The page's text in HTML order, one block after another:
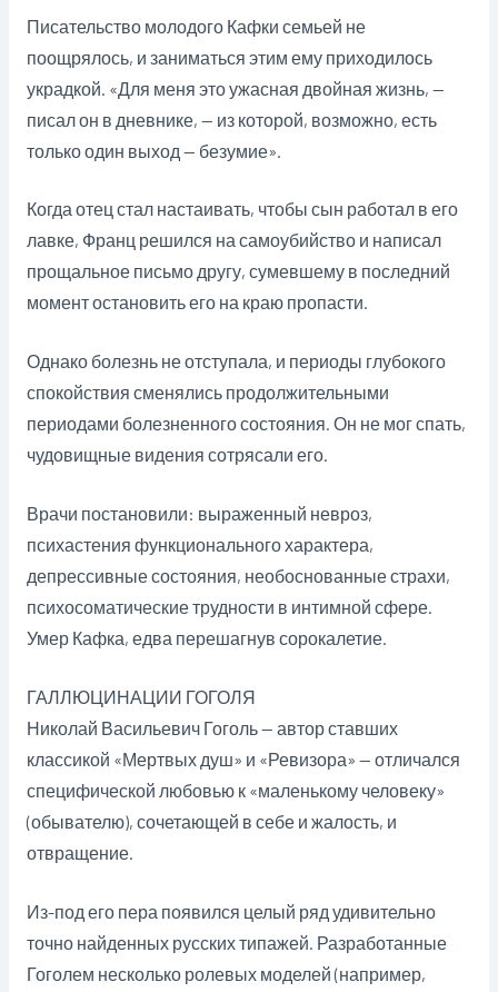
Писательство молодого Кафки семьей не
поощрялось, и заниматься этим ему приходилось
украдкой. «Для меня это ужасная двойная жизнь, —
писал он в дневнике, — из которой, возможно, есть
только один выход — безумие».
Когда отец стал настаивать, чтобы сын работал в его
лавке, Франц решился на самоубийство и написал
прощальное письмо другу, сумевшему в последний
момент остановить его на краю пропасти.
Однако болезнь не отступала, и периоды глубокого
спокойствия сменялись продолжительными
периодами болезненного состояния. Он не мог спать,
чудовищные видения сотрясали его.
Врачи постановили: выраженный невроз,
психастения функционального характера,
депрессивные состояния, необоснованные страхи,
психосоматические трудности в интимной сфере.
Умер Кафка, едва перешагнув сорокалетие.
ГАЛЛЮЦИНАЦИИ ГОГОЛЯ
Николай Васильевич Гоголь — автор ставших
классикой «Мертвых душ» и «Ревизора» — отличался
специфической любовью к «маленькому человеку»
(обывателю), сочетающей в себе и жалость, и
отвращение.
Из-под его пера появился целый ряд удивительно
точно найденных русских типажей. Разработанные
Гоголем несколько ролевых моделей (например,